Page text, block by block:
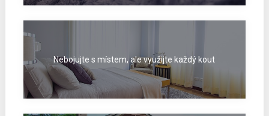
Nebojujte s místem, ale využijte každý kout